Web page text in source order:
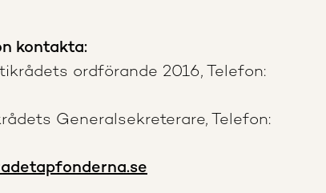
kontakta:
ordförande 2016, Telefon:
Generalsekreterare, Telefon: